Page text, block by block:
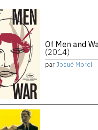
Of Men and
(2014)
parJosué Morel